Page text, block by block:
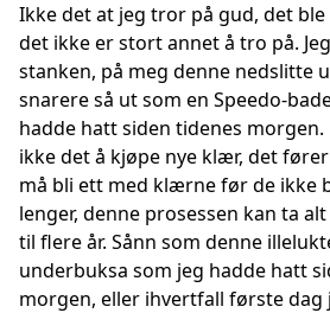
Ikke det at jeg tror på gud, det
det ikke er stort annet å tro på.
stanken, på meg denne nedslitte
snarere så ut som en Speedo-
hadde hatt siden tidenes
ikke det å kjøpe nye klær, det
må bli ett med klærne før de ikke
lenger, denne prosessen kan ta
til flere år. Sånn som denne
underbuksa som jeg hadde hatt
morgen, eller ihvertfall første dag